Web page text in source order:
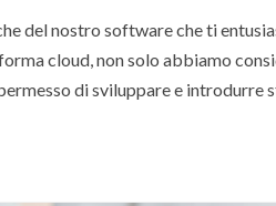
del nostro software che ti
cloud, non solo abbiamo
di sviluppare e